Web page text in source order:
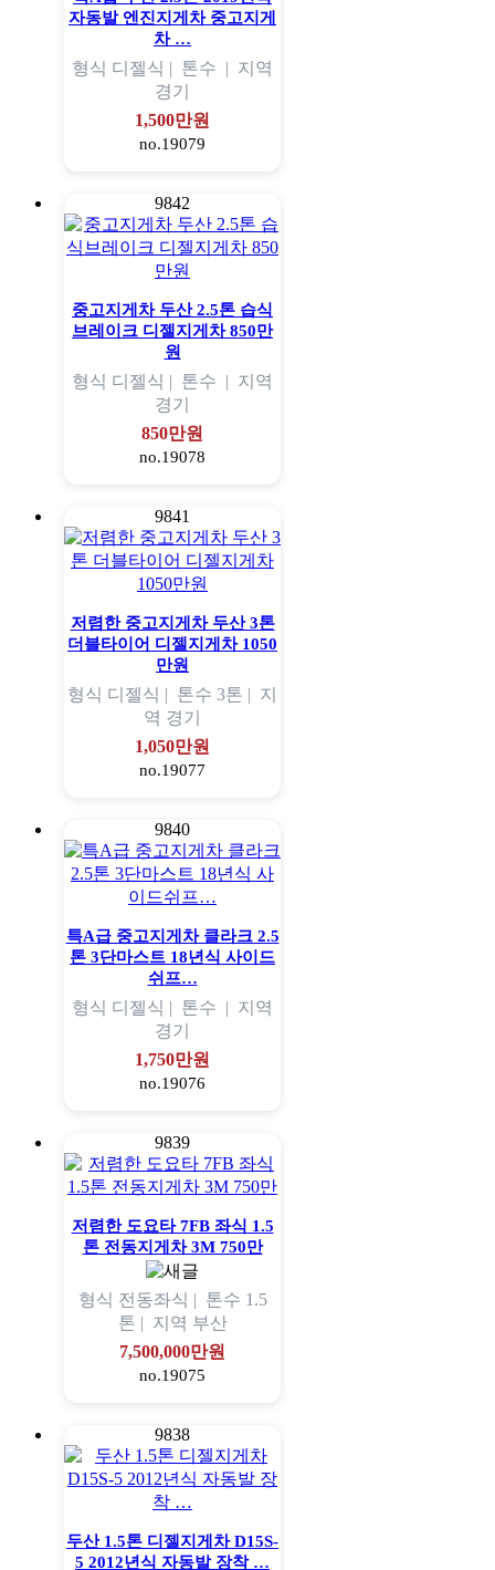
자동발 엔진지게차 중고지게
차 …
형식 디젤식 | 톤수 | 지역
경기
1,500만원
no.19079
9842
중고지게차 두산 2.5톤 습식
브레이크 디젤지게차 850만
원
형식 디젤식 | 톤수 | 지역
경기
850만원
no.19078
9841
저렴한 중고지게차 두산 3톤
더블타이어 디젤지게차 1050
만원
형식 디젤식 | 톤수 3톤 | 지
역 경기
1,050만원
no.19077
9840
특A급 중고지게차 클라크 2.5
톤 3단마스트 18년식 사이드
쉬프…
형식 디젤식 | 톤수 | 지역
경기
1,750만원
no.19076
9839
저렴한 도요타 7FB 좌식 1.5
톤 전동지게차 3M 750만
형식 전동좌식 | 톤수 1.5
톤 | 지역 부산
7,500,000만원
no.19075
9838
두산 1.5톤 디젤지게차 D15S-
5 2012년식 자동발 장착 …